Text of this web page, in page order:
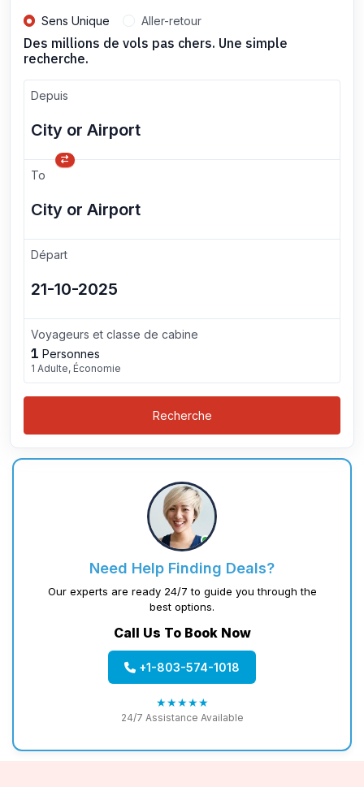
Sens Unique Aller-retour
Des millions de vols pas chers. Une simple
recherche.
Depuis
To
Départ
Voyageurs et classe de cabine
1 Personnes
1 Adulte, Économie
Recherche
Need Help Finding Deals?
Our experts are ready 24/7 to guide you through the
best options.
Call Us To Book Now
+1-803-574-1018
★★★★★
24/7 Assistance Available